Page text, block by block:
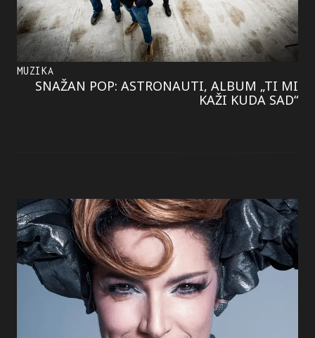
MUZIKA
SNAŽAN POP: ASTRONAUTI, ALBUM „TI MI
KAŽI KUDA SAD“